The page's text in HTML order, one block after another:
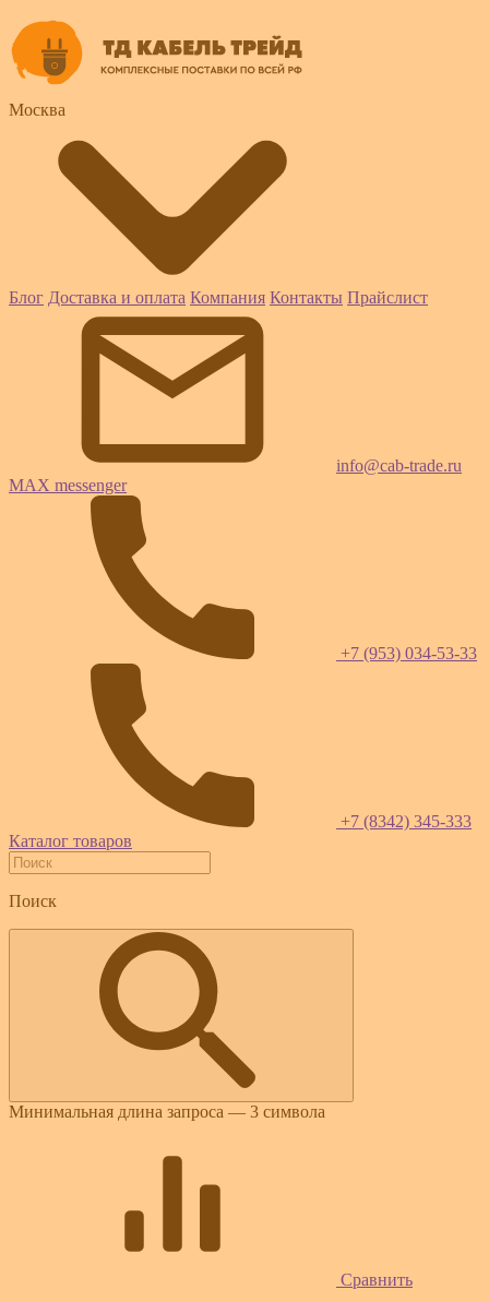
Москва
Блог Доставка и оплата Компания Контакты Прайслист
info@cab-trade.ru
MAX messenger
+7 (953) 034-53-33
+7 (8342) 345-333
Каталог товаров
Поиск
Минимальная длина запроса — 3 символа
Сравнить